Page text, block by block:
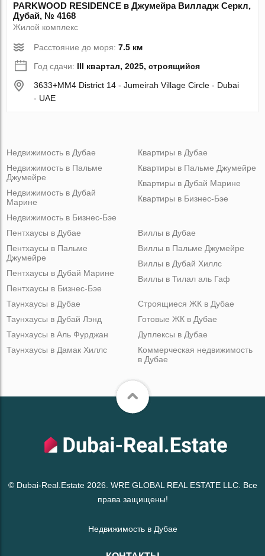
PARKWOOD RESIDENCE в Джумейра Вилладж Серкл,
Дубай, № 4168
Жилой комплекс
Расстояние до моря:7.5 км
Год сдачи: III квартал, 2025, строящийся
3633+MM4 District 14 - Jumeirah Village Circle - Dubai
- UAE
Недвижимость в Дубае
Недвижимость в Пальме
Джумейре
Недвижимость в Дубай
Марине
Недвижимость в Бизнес-Бэе
Квартиры в Дубае
Квартиры в Пальме Джумейре
Квартиры в Дубай Марине
Квартиры в Бизнес-Бэе
Пентхаусы в Дубае
Пентхаусы в Пальме
Джумейре
Пентхаусы в Дубай Марине
Пентхаусы в Бизнес-Бэе
Виллы в Дубае
Виллы в Пальме Джумейре
Виллы в Дубай Хиллс
Виллы в Тилал аль Гаф
Таунхаусы в Дубае
Таунхаусы в Дубай Лэнд
Таунхаусы в Аль Фурджан
Таунхаусы в Дамак Хиллс
Строящиеся ЖК в Дубае
Готовые ЖК в Дубае
Дуплексы в Дубае
Коммерческая недвижимость
в Дубае
© Dubai-Real.Estate 2026. WRE GLOBAL REAL ESTATE LLC. Все
права защищены!
Недвижимость в Дубае